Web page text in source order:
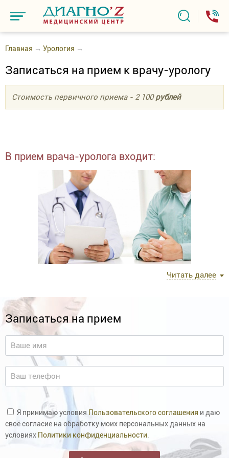
Главная → Урология →
Записаться на прием к врачу-урологу
Стоимость первичного приема - 2 100рублей
В прием врача-уролога входит:
осмотр врача;
письменные рекомендации по
дообследованию,лечению.
Записаться »
Основные направления лечебно - диагностической
работы:
Читать далее
Записаться на прием
Я принимаю условия Пользовательского соглашения и даю
своё согласие на обработку моих персональных данных на
условиях Политики конфиденциальности